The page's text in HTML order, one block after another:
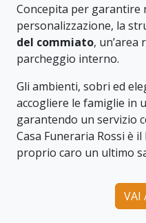
Concepita per garantire
personalizzazione, la
del commiato,
parcheggio interno.
Gli ambienti, sobri ed
accogliere le famiglie in
garantendo un servizio
Casa Funeraria Rossi è
proprio caro un ultimo
VAI